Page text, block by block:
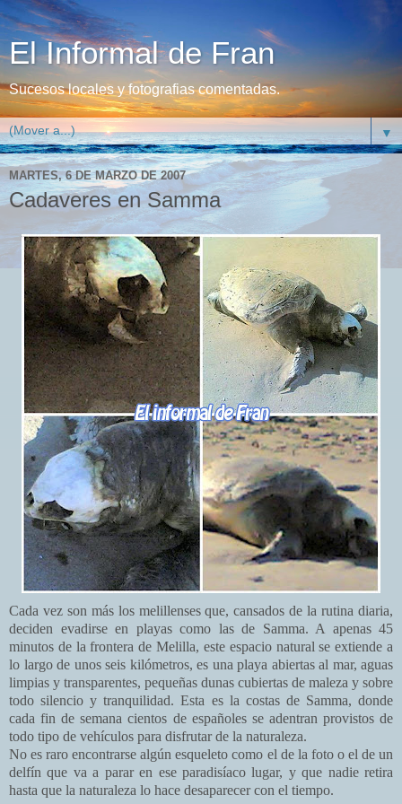
El Informal de Fran
Sucesos locales y fotografias comentadas.
▼
MARTES, 6 DE MARZO DE 2007
Cadaveres en Samma
Cada vez son más los melillenses que, cansados de la rutina diaria,
deciden evadirse en playas como las de Samma. A apenas 45
minutos de la frontera de Melilla, este espacio natural se extiende a
lo largo de unos seis kilómetros, es una playa abiertas al mar, aguas
limpias y transparentes, pequeñas dunas cubiertas de maleza y sobre
todo silencio y tranquilidad. Esta es la costas de Samma, donde
cada fin de semana cientos de españoles se adentran provistos de
todo tipo de vehículos para disfrutar de la naturaleza.
No es raro encontrarse algún esqueleto como el de la foto o el de un
delfín que va a parar en ese paradisíaco lugar, y que nadie retira
hasta que la naturaleza lo hace desaparecer con el tiempo.